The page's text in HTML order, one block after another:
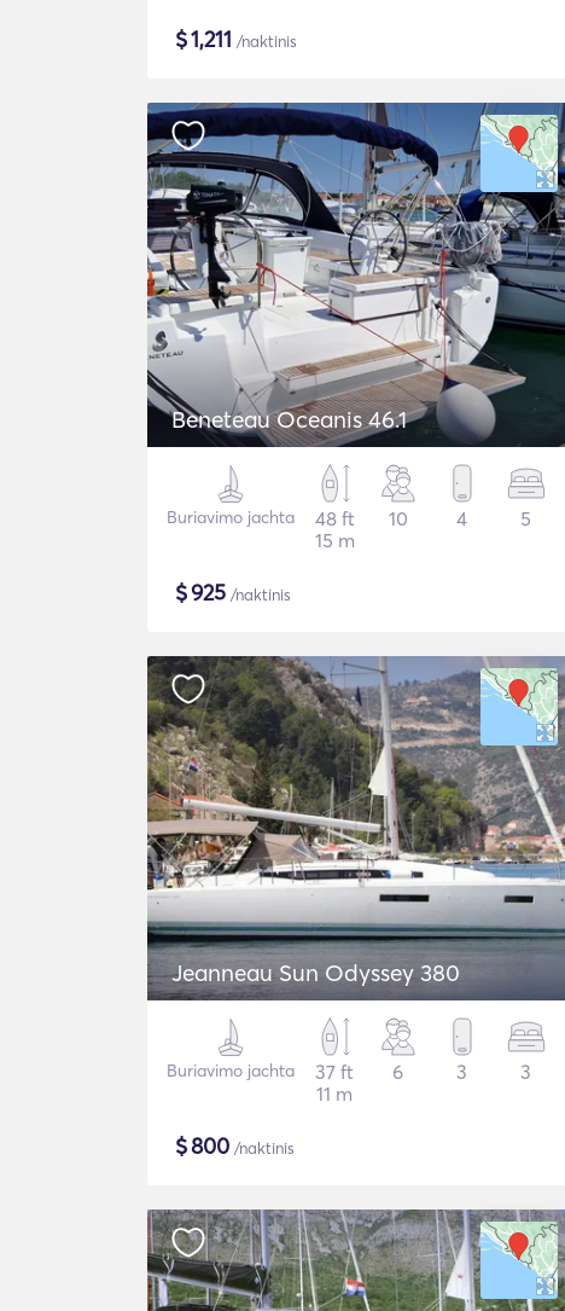
$1,211 /naktinis
Beneteau Oceanis 46.1
Buriavimo jachta
48 ft
15 m
10 4 5
$925 /naktinis
Jeanneau Sun Odyssey 380
Buriavimo jachta
37 ft
11 m
6 3 3
$800 /naktinis